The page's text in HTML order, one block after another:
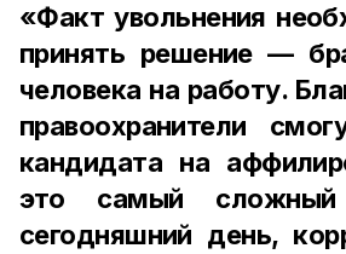
«Факт увольнения
принять решение —
человека на работу.
правоохранители
кандидата на
это самый
сегодняшний день,